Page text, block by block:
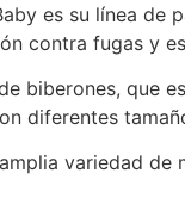
es su línea
contra fugas y
biberones, que
diferentes
variedad